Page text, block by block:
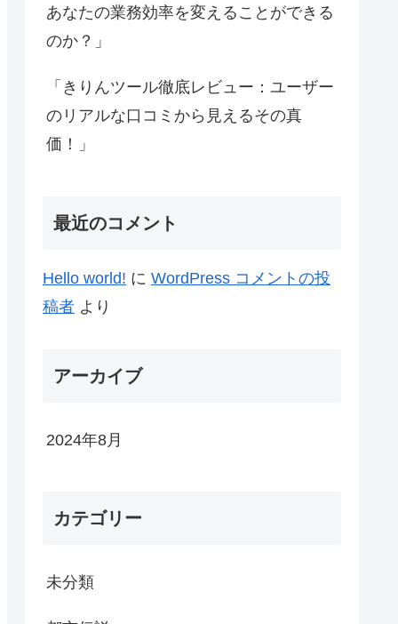
あなたの業務効率を変えることができる
のか？」
「きりんツール徹底レビュー：ユーザー
のリアルな口コミから見えるその真
価！」
最近のコメント
Hello world! に WordPress コメントの投
稿者 より
アーカイブ
2024年8月
カテゴリー
未分類